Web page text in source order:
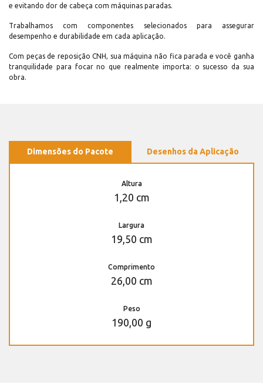
e evitando dor de cabeça com máquinas paradas.
Trabalhamos com componentes selecionados para assegurar
desempenho e durabilidade em cada aplicação.
Com peças de reposição CNH, sua máquina não fica parada e você ganha
tranquilidade para focar no que realmente importa: o sucesso da sua
obra.
Dimensões do Pacote Desenhos da Aplicação
Altura
1,20 cm
Largura
19,50 cm
Comprimento
26,00 cm
Peso
190,00 g